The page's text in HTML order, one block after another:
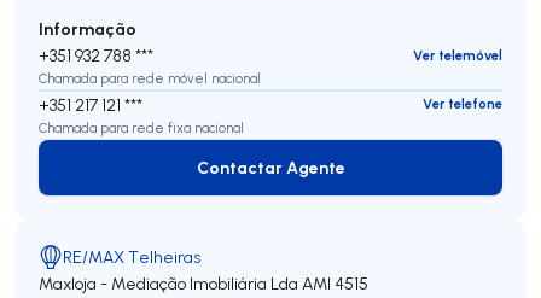
Informação
+351 932 788 ***
Ver telemóvel
Chamada para rede móvel nacional
+351 217 121 ***
Ver telefone
Chamada para rede fixa nacional
Contactar Agente
Contactar Agente
RE/MAX Telheiras
Maxloja - Mediação Imobiliária Lda AMI 4515